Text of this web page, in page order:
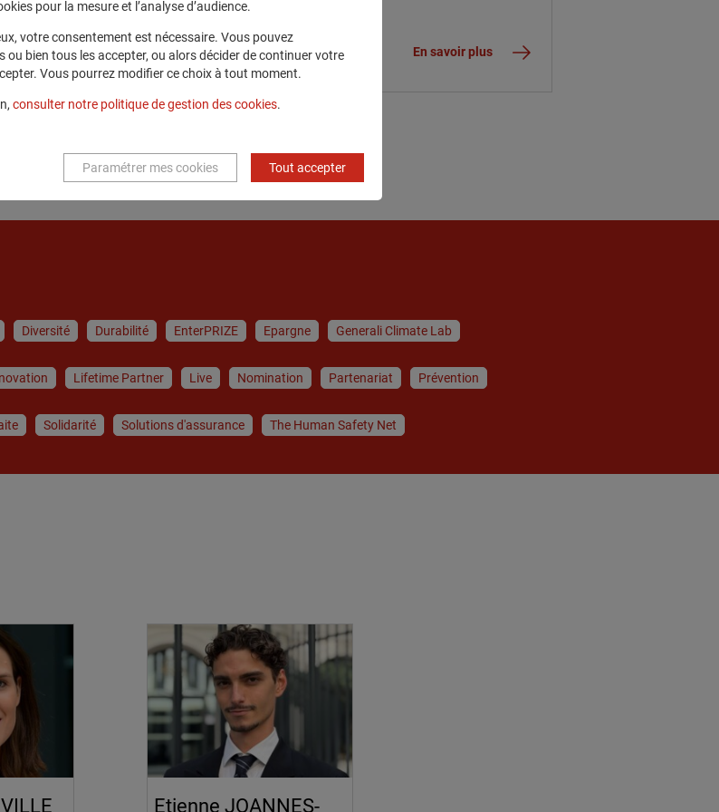
En savoir plus En savoir plus
19 sur 19
Diversité Durabilité EnterPRIZE Epargne Generali Climate Lab
Lifetime Partner Live Nomination Partenariat Prévention
Solidarité Solutions d'assurance The Human Safety Net
Etienne JOANNES-
pour la mesure et l’analyse d’audience.
votre consentement est nécessaire. Vous pouvez
ou bien tous les accepter, ou alors décider de continuer votre
Vous pourrez modifier ce choix à tout moment.
consulter notre politique de gestion des cookies.
Tout accepter
Paramétrer mes cookies